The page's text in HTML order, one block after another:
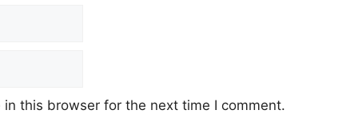
this browser for the next time I comment.